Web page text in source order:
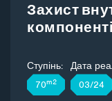
Захист
Ступінь:
70m2
Дата
03/24